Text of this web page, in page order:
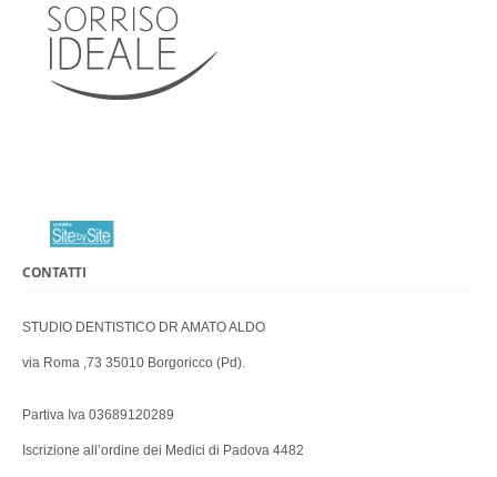
CONTATTI
STUDIO DENTISTICO DR AMATO ALDO
via Roma ,73 35010 Borgoricco (Pd).
Partiva Iva 03689120289
Iscrizione all’ordine dei Medici di Padova 4482